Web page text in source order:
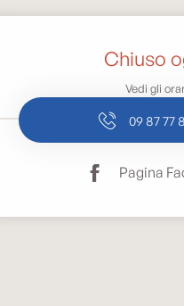
Orari eChiuso
Vedi gli
09 87 77
Pagina